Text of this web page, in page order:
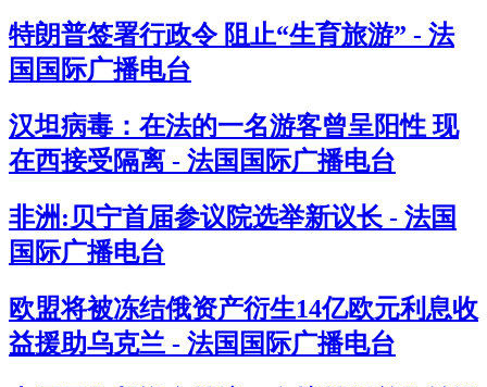
特朗普签署行政令 阻止“生育旅游” - 法
国国际广播电台
汉坦病毒：在法的一名游客曾呈阳性 现
在西接受隔离 - 法国国际广播电台
非洲:贝宁首届参议院选举新议长 - 法国
国际广播电台
欧盟将被冻结俄资产衍生14亿欧元利息收
益援助乌克兰 - 法国国际广播电台